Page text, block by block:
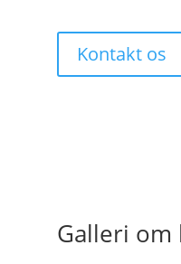
Kontakt os
Galleri om